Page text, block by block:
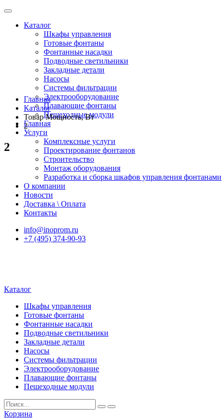
Каталог
Шкафы управления
Готовые фонтаны
Фонтанные насадки
Подводные светильники
Закладные детали
Насосы
Системы фильтрации
Электрооборудование
Плавающие фонтаны
Пешеходные модули
Главная
Услуги
Комплексные услуги
Проектирование фонтанов
Строительство
Монтаж оборудования
Разработка и сборка шкафов управления фонтанами
О компании
Новости
Доставка \ Оплата
Контакты
info@inoprom.ru
+7 (495) 374-90-93
Каталог
Шкафы управления
Готовые фонтаны
Фонтанные насадки
Подводные светильники
Закладные детали
Насосы
Системы фильтрации
Электрооборудование
Плавающие фонтаны
Пешеходные модули
Корзина
Главная
Каталог
Товар Мощность, Вт
2
2